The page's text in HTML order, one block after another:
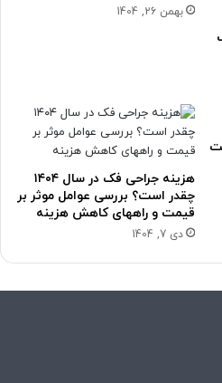
بهمن 26, 1404
هزینه جراحی فک در سال ۱۴۰۴
چقدر است؟ بررسی عوامل موثر بر
قیمت و راههای کاهش هزینه
دی 7, 1404